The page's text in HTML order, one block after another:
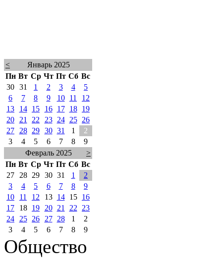
<
Январь 2025
Пн Вт Ср Чт Пт Сб Вс
30 31 1 2 3 4
5
6
7 8 9 10 11
12
13
14 15 16 17 18
19
20
21 22 23 24 25
26
27
28 29 30 31 1
2
3
4 5 6 7 8
9
Февраль 2025
>
Пн Вт Ср Чт Пт Сб Вс
27
28 29 30 31 1
2
3
4 5 6 7 8
9
10
11 12 13 14 15
16
17
18 19 20 21 22
23
24
25 26 27 28 1
2
3
4 5 6 7 8 9
Общество